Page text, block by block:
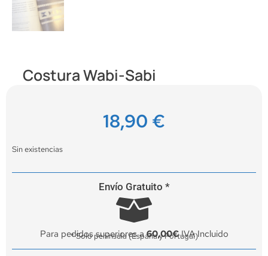
Costura Wabi-Sabi
18,90 €
Sin existencias
Envío Gratuito *
Para pedidos superiores a60,00€IVA Incluido
* Solo península (España y Portugal)